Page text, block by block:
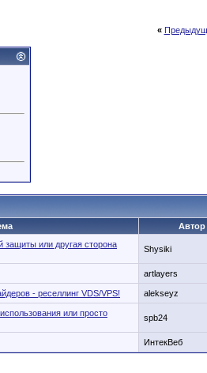
«
Автор
защиты или другая сторона
Shysiki
artlayers
- реселлинг VDS/VPS! alekseyz
или просто
spb24
ИнтекВеб